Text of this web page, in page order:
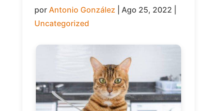
por Antonio González Ago 25, 2022
Uncategorized